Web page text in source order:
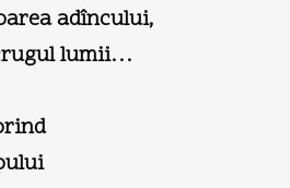
adîncului,
lumii…